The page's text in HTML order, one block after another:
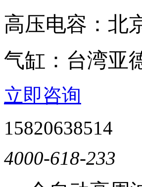
高压电容：
气缸：台湾亚
立即咨询
15820638514
4000-618-233